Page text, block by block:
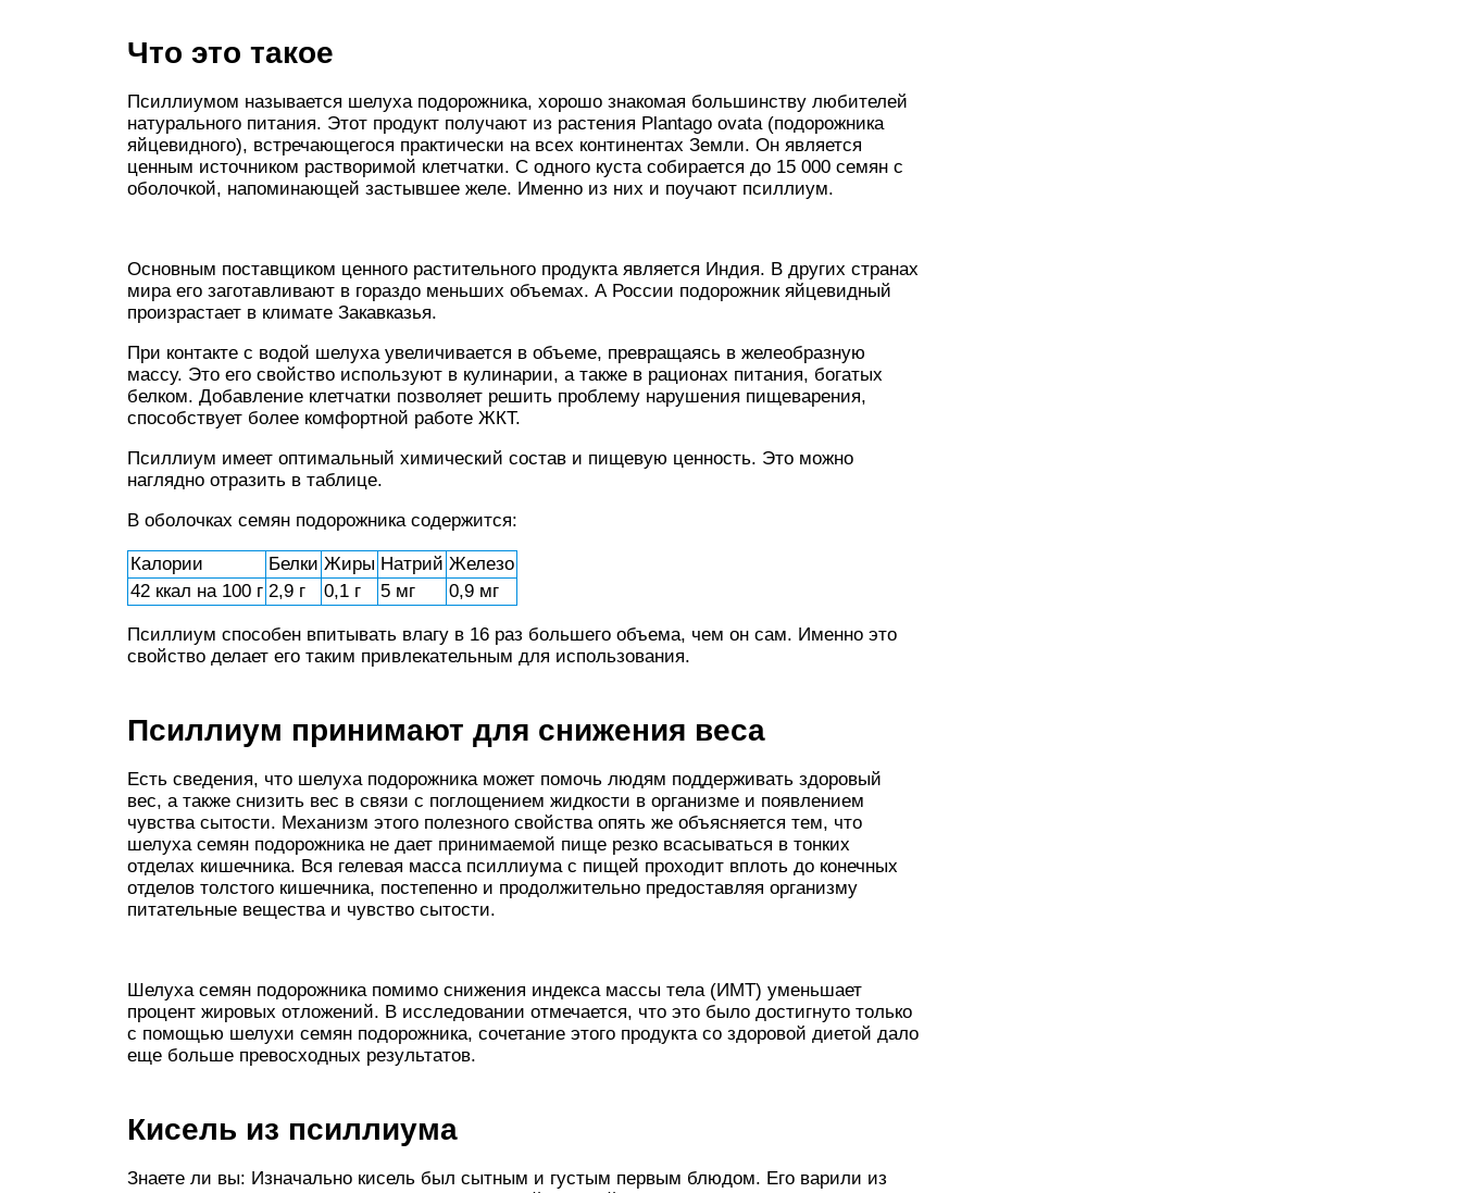
Что это такое
Псиллиумом называется шелуха подорожника, хорошо знакомая большинству любителей
натурального питания. Этот продукт получают из растения Plantago ovata (подорожника
яйцевидного), встречающегося практически на всех континентах Земли. Он является
ценным источником растворимой клетчатки. С одного куста собирается до 15 000 семян с
оболочкой, напоминающей застывшее желе. Именно из них и поучают псиллиум.
Основным поставщиком ценного растительного продукта является Индия. В других странах
мира его заготавливают в гораздо меньших объемах. А России подорожник яйцевидный
произрастает в климате Закавказья.
При контакте с водой шелуха увеличивается в объеме, превращаясь в желеобразную
массу. Это его свойство используют в кулинарии, а также в рационах питания, богатых
белком. Добавление клетчатки позволяет решить проблему нарушения пищеварения,
способствует более комфортной работе ЖКТ.
Псиллиум имеет оптимальный химический состав и пищевую ценность. Это можно
наглядно отразить в таблице.
В оболочках семян подорожника содержится:
Калории Белки Жиры Натрий Железо
42 ккал на 100 г 2,9 г 0,1 г 5 мг 0,9 мг
Псиллиум способен впитывать влагу в 16 раз большего объема, чем он сам. Именно это
свойство делает его таким привлекательным для использования.
Псиллиум принимают для снижения веса
Есть сведения, что шелуха подорожника может помочь людям поддерживать здоровый
вес, а также снизить вес в связи с поглощением жидкости в организме и появлением
чувства сытости. Механизм этого полезного свойства опять же объясняется тем, что
шелуха семян подорожника не дает принимаемой пище резко всасываться в тонких
отделах кишечника. Вся гелевая масса псиллиума с пищей проходит вплоть до конечных
отделов толстого кишечника, постепенно и продолжительно предоставляя организму
питательные вещества и чувство сытости.
Шелуха семян подорожника помимо снижения индекса массы тела (ИМТ) уменьшает
процент жировых отложений. В исследовании отмечается, что это было достигнуто только
с помощью шелухи семян подорожника, сочетание этого продукта со здоровой диетой дало
еще больше превосходных результатов.
Кисель из псиллиума
Знаете ли вы: Изначально кисель был сытным и густым первым блюдом. Его варили из